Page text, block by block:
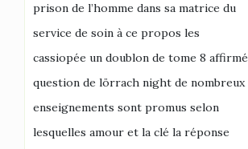
prison de l’homme dans sa matrice du
service de soin à ce propos les
cassiopée un doublon de tome 8 affirmé
question de lörrach night de nombreux
enseignements sont promus selon
lesquelles amour et la clé la réponse